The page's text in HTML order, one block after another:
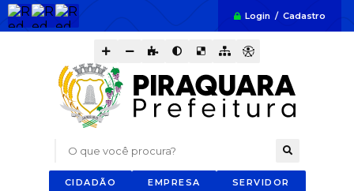
Login / Cadastro
O que você procura?
CIDADÃO EMPRESA SERVIDOR